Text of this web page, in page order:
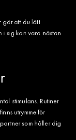
gör att du lätt
i sig kan vara nästan
stimulans. Rutiner
utrymme för
som håller dig